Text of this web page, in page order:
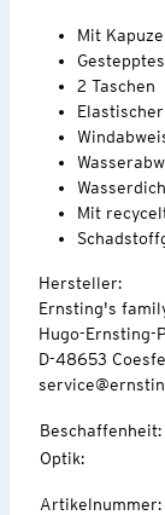
Mit Kapuze
2 Taschen
Mit
Hersteller:
Ernsting's
Hugo-Ernsting-
D-48653
Beschaffenheit:
Optik:
Artikelnummer: